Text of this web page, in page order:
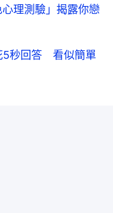
理測驗」揭露你戀
5秒回答 看似簡單